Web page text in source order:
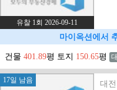
유찰 1회 2026-09-11
마이옥션에서
건물 401.89평 토지 150.65평
17일 남음
대